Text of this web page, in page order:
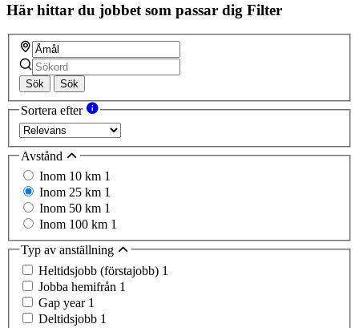
Här hittar du jobbet som passar dig Filter
Sök Sök
Sortera efter
Avstånd
Inom 10 km 1
Inom 25 km 1
Inom 50 km 1
Inom 100 km 1
Typ av anställning
Heltidsjobb (förstajobb) 1
Jobba hemifrån 1
Gap year 1
Deltidsjobb 1